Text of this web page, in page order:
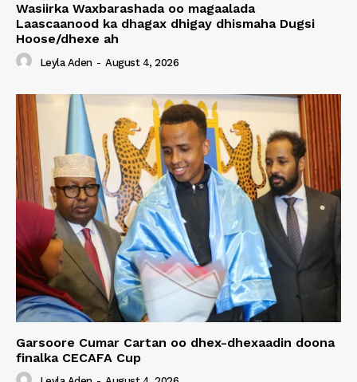
Wasiirka Waxbarashada oo magaalada
Laascaanood ka dhagax dhigay dhismaha Dugsi
Hoose/dhexe ah
Leyla Aden - August 4, 2026
Garsoore Cumar Cartan oo dhex-dhexaadin doona
finalka CECAFA Cup